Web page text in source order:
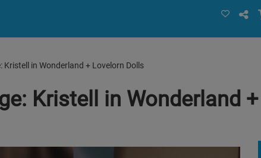
Kristell in Wonderland + Lovelorn Dolls
Kristell in Wonderland